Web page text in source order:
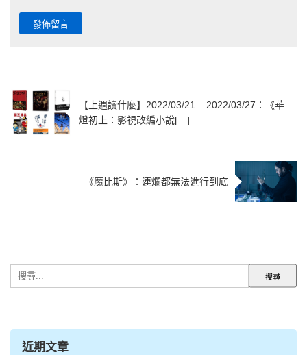
【上週讀什麼】2022/03/21 – 2022/03/27：《華
燈初上：影視改編小說[…]
《魔比斯》：連爛都無法進行到底
尋
近期文章